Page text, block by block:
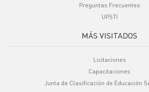
Preguntas Frecuentes
UPSTI
MÁS VISITADOS
Licitaciones
Capacitaciones
Junta de Clasificación de Educación